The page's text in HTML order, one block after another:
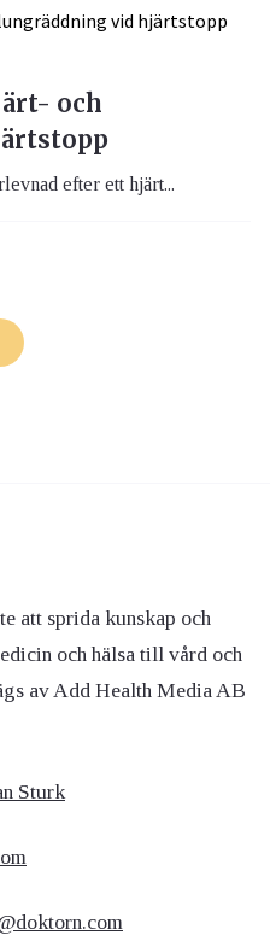
och
efter ett hjärt...
att sprida kunskap och
och hälsa till vård och
av Add Health Media AB
Sturk